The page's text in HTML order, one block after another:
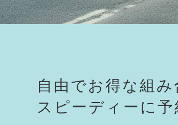
自由でお得な組
スピーディーに